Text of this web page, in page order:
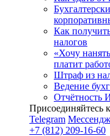
Как
налогов
«Хочу
платит
Штраф из
Ведение
Отчётность
Присоединяйтесь
Telegram
+7 (812) 209-16-60